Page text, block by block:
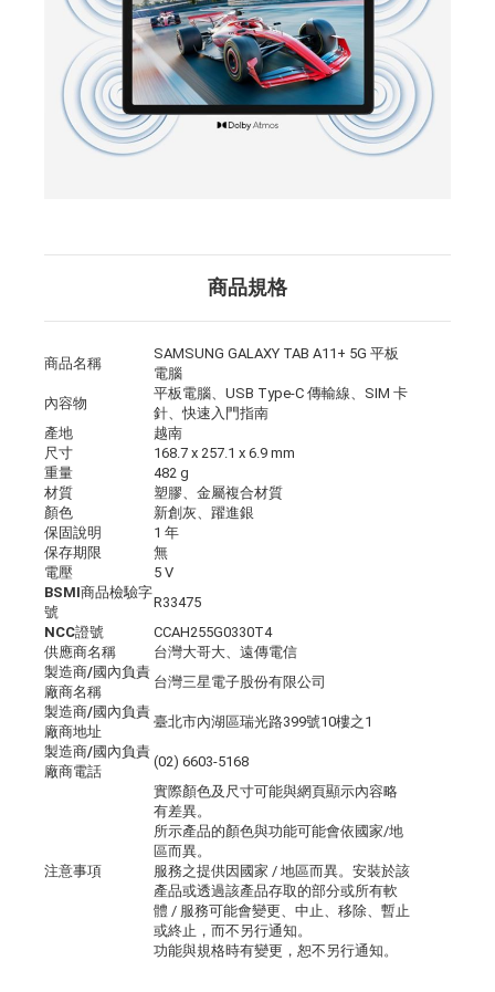
商品規格
商品名稱
SAMSUNG GALAXY TAB A11+ 5G 平板
電腦
內容物
平板電腦、USB Type-C 傳輸線、SIM 卡
針、快速入門指南
產地
越南
尺寸
168.7 x 257.1 x 6.9 mm
重量
482 g
材質
塑膠、金屬複合材質
顏色
新創灰、躍進銀
保固說明
1 年
保存期限
無
電壓
5 V
BSMI商品檢驗字
號
R33475
NCC證號
CCAH255G0330T4
供應商名稱
台灣大哥大、遠傳電信
製造商/國內負責
廠商名稱
台灣三星電子股份有限公司
製造商/國內負責
廠商地址
臺北市內湖區瑞光路399號10樓之1
製造商/國內負責
廠商電話
(02) 6603-5168
注意事項
實際顏色及尺寸可能與網頁顯示內容略
有差異。
所示產品的顏色與功能可能會依國家/地
區而異。
服務之提供因國家 / 地區而異。安裝於該
產品或透過該產品存取的部分或所有軟
體 / 服務可能會變更、中止、移除、暫止
或終止，而不另行通知。
功能與規格時有變更，恕不另行通知。